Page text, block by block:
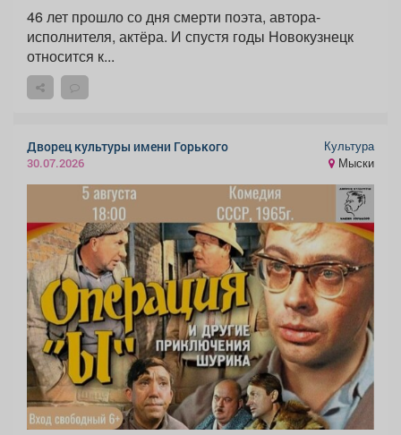
46 лет прошло со дня смерти поэта, автора-
исполнителя, актёра. И спустя годы Новокузнецк
относится к...
Дворец культуры имени Горького
30.07.2026
Культура
Мыски